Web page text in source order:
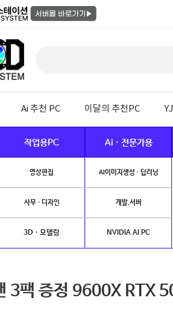
Ai 추천 PC 이달의 추천PC
작업용PC Ai · 전문가용
영상편집 AI이미지생성 · 딥러닝
사무 · 디자인 개발.서버
3D · 모델링 NVIDIA AI PC
3팩 증정 9600X RTX